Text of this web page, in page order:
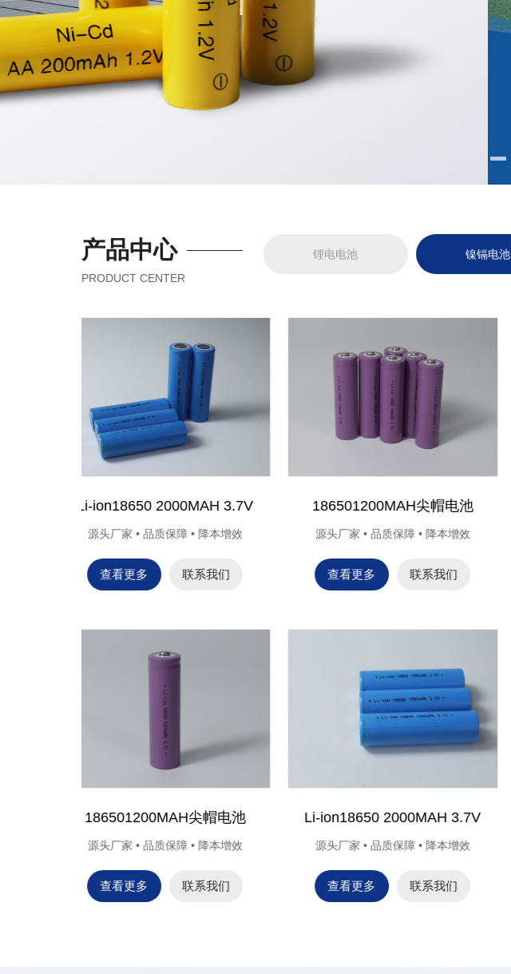
产品中心
PRODUCT CENTER
锂电电池 镍镉电池
Ni-CD AA150mAh
源头厂家 • 品质保障 • 降本增效
查看更多 联系我们
Ni-CD AAA300mAh
源头厂家 • 品质保障 • 降本增效
查看更多 联系我们
Ni-CD AAA300mAh
源头厂家 • 品质保障 • 降本增效
查看更多 联系我们
Ni-CD AAA300mAh
源头厂家 • 品质保障 • 降本增效
查看更多 联系我们